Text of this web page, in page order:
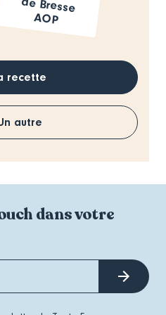
AOP
recette
autre
dans votre